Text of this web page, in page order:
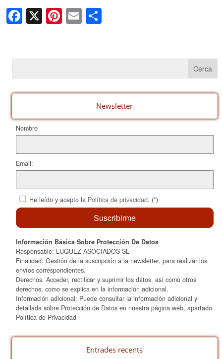
F
a
e
b
o
k
X Pi
nt
e
st
E
m
C
p
ar
te
ix
Newsletter
Nombre
Email:
He leído y acepto la Política de privacidad. (*)
Información Básica Sobre Protección De Datos
Responsable: LUQUEZ ASOCIADOS SL
Finalidad: Gestión de la suscripción a la newsletter, para realizar los
envíos correspondientes.
Derechos: Acceder, rectificar y suprimir los datos, así como otros
derechos, como se explica en la información adicional.
Información adicional: Puede consultar la información adicional y
detallada sobre Protección de Datos en nuestra página web, apartado
Política de Privacidad
Entrades recents